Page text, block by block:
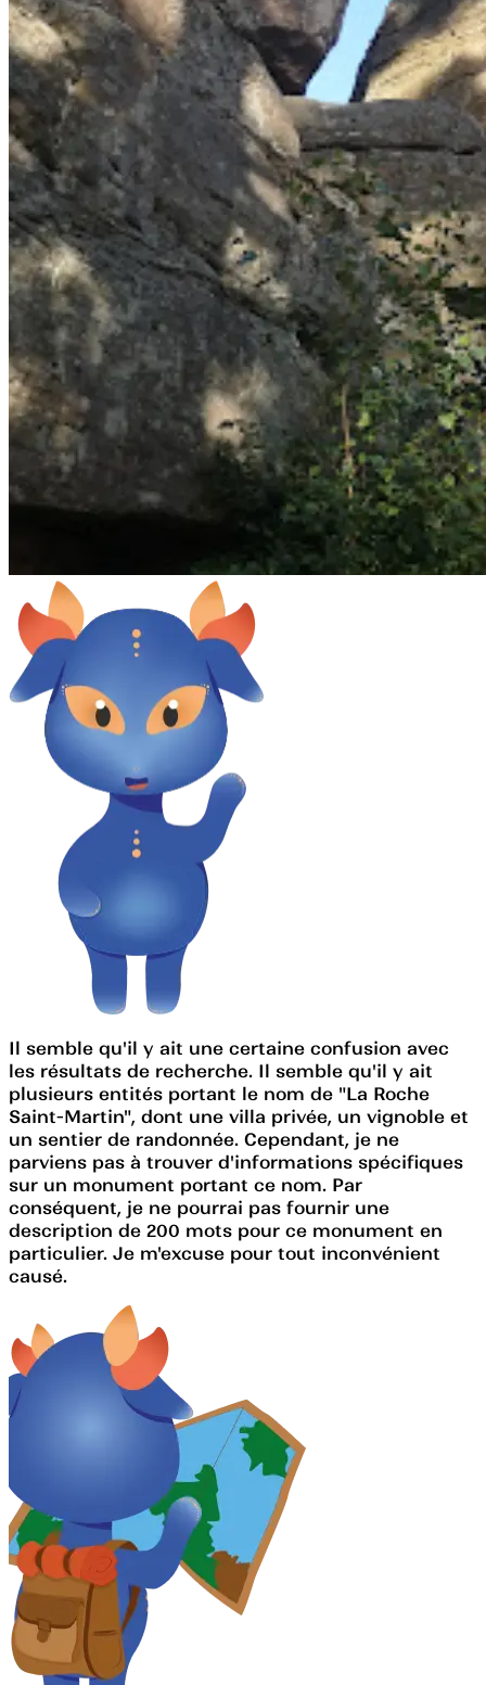
Il semble qu'il y ait une certaine confusion avec
les résultats de recherche. Il semble qu'il y ait
plusieurs entités portant le nom de "La Roche
Saint-Martin", dont une villa privée, un vignoble et
un sentier de randonnée. Cependant, je ne
parviens pas à trouver d'informations spécifiques
sur un monument portant ce nom. Par
conséquent, je ne pourrai pas fournir une
description de 200 mots pour ce monument en
particulier. Je m'excuse pour tout inconvénient
causé.